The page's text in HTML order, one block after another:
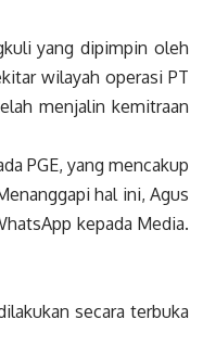
yang dipimpin oleh
wilayah operasi PT
menjalin kemitraan
PGE, yang mencakup
hal ini, Agus
kepada Media.
secara terbuka